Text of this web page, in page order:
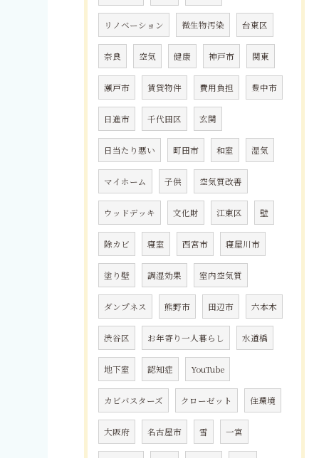
リノベーション 微生物汚染 台東区
奈良 空気 健康 神戸市 関東
瀬戸市 賃貸物件 費用負担 豊中市
日進市 千代田区 玄関
日当たり悪い 町田市 和室 湿気
マイホーム 子供 空気質改善
ウッドデッキ 文化財 江東区 壁
除カビ 寝室 西宮市 寝屋川市
塗り壁 調湿効果 室内空気質
ダンプネス 熊野市 田辺市 六本木
渋谷区 お年寄り一人暮らし 水道橋
地下室 認知症 YouTube
カビバスターズ クローゼット 住環境
大阪府 名古屋市 雪 一宮